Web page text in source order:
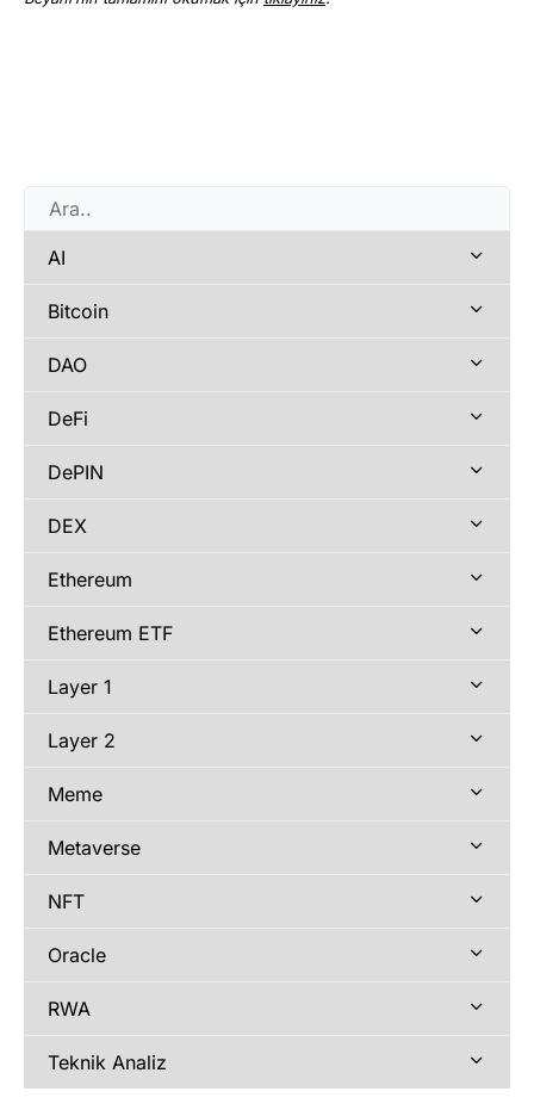
AI
Bitcoin
DAO
DeFi
DePIN
DEX
Ethereum
Ethereum ETF
Layer 1
Layer 2
Meme
Metaverse
NFT
Oracle
RWA
Teknik Analiz